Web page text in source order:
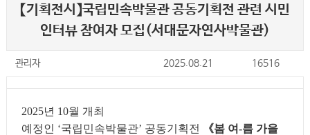
【기획전시】국립민속박물관 공동기획전 관련 시민
인터뷰 참여자 모집(서대문자연사박물관)
관리자 2025.08.21 16516
2025년 10월 개최
예정인 ‘국립민속박물관’ 공동기획전 《봄 여-름 가을